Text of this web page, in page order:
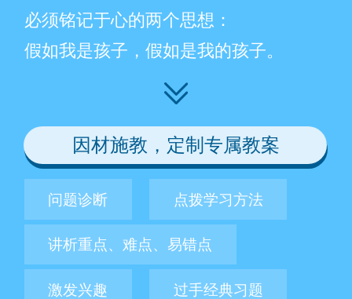
必须铭记于心的两个思想：
假如我是孩子，假如是我的孩子。
因材施教，定制专属教案
问题诊断 点拨学习方法
讲析重点、难点、易错点
激发兴趣 过手经典习题